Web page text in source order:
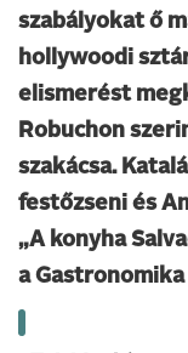
szabályokat ő
hollywoodi
elismerést
Robuchon
szakácsa.
festőzseni és
„A konyha
a